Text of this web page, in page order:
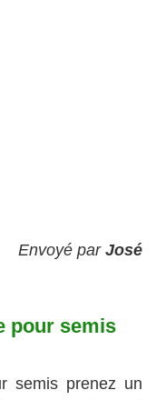
Envoyé par José
pour semis
semis prenez un